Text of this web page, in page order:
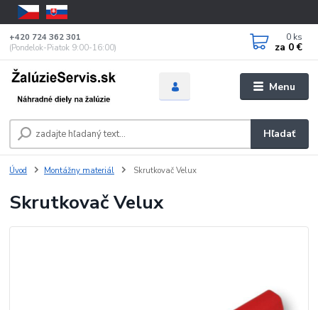
Menu
Hľadať
+420 724 362 301
(Pondelok-Piatok 9:00-16:00)
0 ks
za 0 €
Úvod Montážny materiál Skrutkovač Velux
Skrutkovač Velux